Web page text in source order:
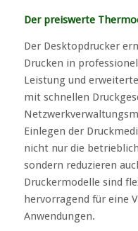
Der preiswerte
Der Desktopdrucker
Drucken in
Leistung und
mit schnellen
Einlegen der
nicht nur die
sondern reduzieren
Druckermodelle sind
hervorragend für eine
Anwendungen.